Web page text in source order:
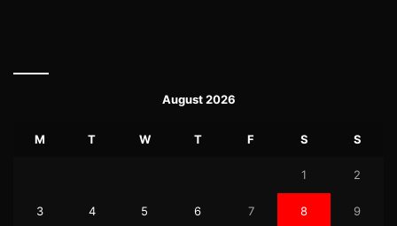
August 2026
M T W T F S S
1 2
3 4 5 6 7 8 9